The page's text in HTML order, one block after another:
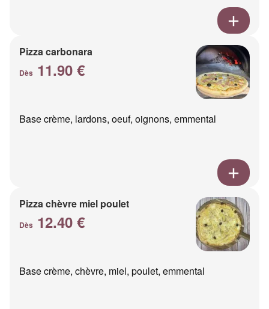
Pizza carbonara
Dès 11.90 €
Base crème, lardons, oeuf, oignons, emmental
Pizza chèvre miel poulet
Dès 12.40 €
Base crème, chèvre, miel, poulet, emmental